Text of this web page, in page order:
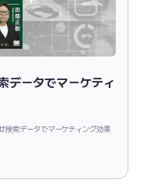
データでマーケティ
検索データでマーケティング効果